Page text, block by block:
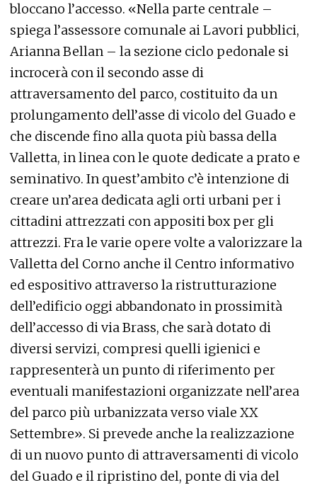
bloccano l’accesso. «Nella parte centrale –
spiega l’assessore comunale ai Lavori pubblici,
Arianna Bellan – la sezione ciclo pedonale si
incrocerà con il secondo asse di
attraversamento del parco, costituito da un
prolungamento dell’asse di vicolo del Guado e
che discende fino alla quota più bassa della
Valletta, in linea con le quote dedicate a prato e
seminativo. In quest’ambito c’è intenzione di
creare un’area dedicata agli orti urbani per i
cittadini attrezzati con appositi box per gli
attrezzi. Fra le varie opere volte a valorizzare la
Valletta del Corno anche il Centro informativo
ed espositivo attraverso la ristrutturazione
dell’edificio oggi abbandonato in prossimità
dell’accesso di via Brass, che sarà dotato di
diversi servizi, compresi quelli igienici e
rappresenterà un punto di riferimento per
eventuali manifestazioni organizzate nell’area
del parco più urbanizzata verso viale XX
Settembre». Si prevede anche la realizzazione
di un nuovo punto di attraversamenti di vicolo
del Guado e il ripristino del, ponte di via del